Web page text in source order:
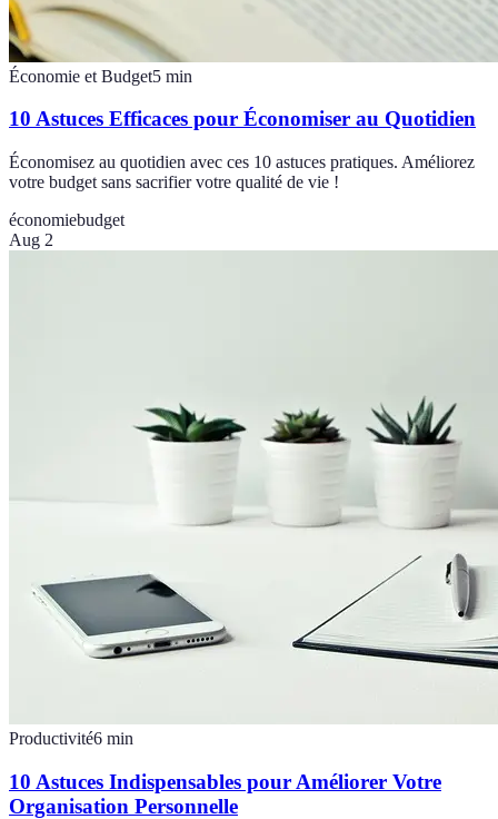
Économie et Budget5 min
10 Astuces Efficaces pour Économiser au Quotidien
Économisez au quotidien avec ces 10 astuces pratiques. Améliorez
votre budget sans sacrifier votre qualité de vie !
économiebudget
Aug 2
Productivité6 min
10 Astuces Indispensables pour Améliorer Votre
Organisation Personnelle